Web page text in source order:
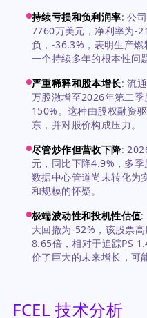
持续亏损和负利润率:公
7760万美元，净利率为-
负，-36.3%，表明生产
一个持续多年的根本性问
严重稀释和股本增长:流
万股激增至2026年第二
150%。这种由股权融资
东，并对股价构成压力。
尽管炒作但营收下降:
元，同比下降4.9%，多
数据中心管道尚未转化为
和规模的怀疑。
极端波动性和投机性估值:
大回撤为-52%，该股票
8.65倍，相对于追踪PS
价了巨大的未来增长，可
FCEL 技术分析